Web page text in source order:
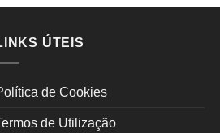
ÚTEIS
de Cookies
de Utilização